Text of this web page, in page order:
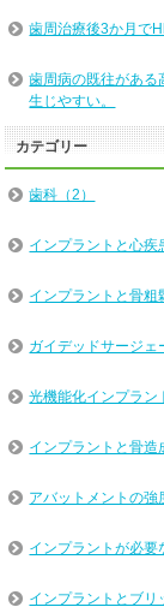
歯周治療後3か月で
歯周病の既往があ
生じやすい。
カテゴリー
歯科（2）
インプラントと心疾
インプラントと骨粗
ガイデッドサージェ
光機能化インプラン
インプラントと骨造
アバットメントの強
インプラントが必要
インプラントとブリ